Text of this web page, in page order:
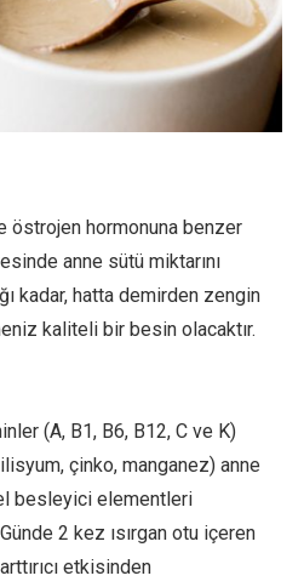
östrojen hormonuna benzer
anne sütü miktarını
kadar, hatta demirden zengin
kaliteli bir besin olacaktır.
(A, B1, B6, B12, C ve K)
çinko, manganez) anne
besleyici elementleri
2 kez ısırgan otu içeren
etkisinden